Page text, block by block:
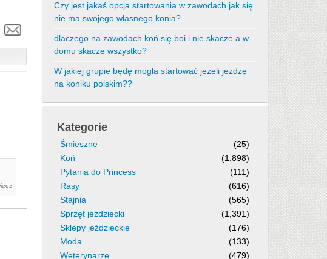
Czy jest jakaś opcja startowania w zawodach jak się
nie ma swojego własnego konia?
dlaczego na zawodach koń się boi i nie skacze a w
domu skacze wszystko?
W jakiej grupie będę mogła startować jeżeli jeżdżę
na koniku polskim??
Kategorie
Śmieszne
(25)
Koń
(1,898)
Pytania do Princess
(111)
Rasy
(616)
Stajnia
(565)
Sprzęt jeździecki
(1,391)
Sklepy jeździeckie
(176)
Moda
(133)
Weterynarze
(479)